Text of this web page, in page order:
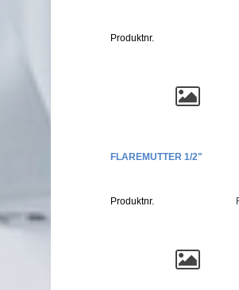
Produktnr.
FLAREMUTTER 1/2"
Produktnr.